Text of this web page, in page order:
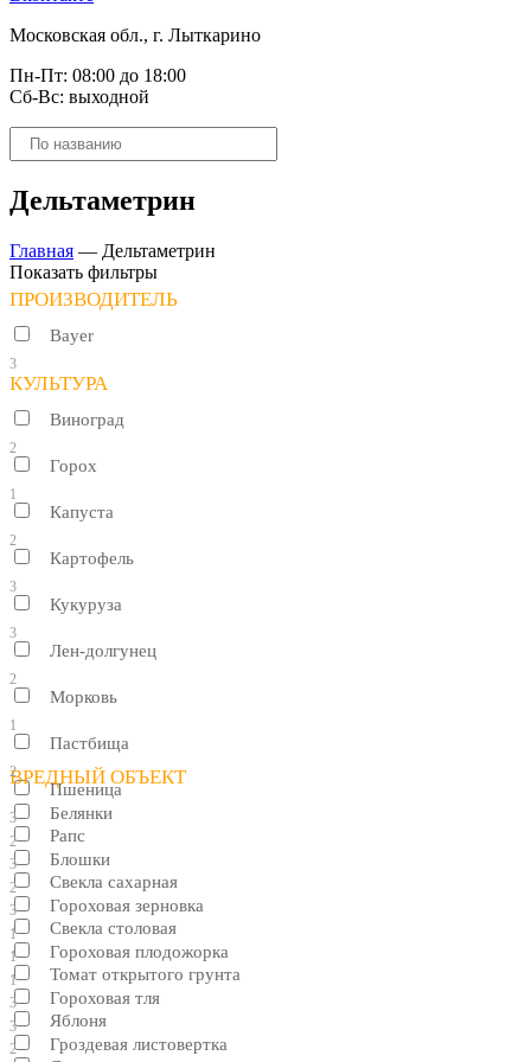
Московская обл., г. Лыткарино
Пн-Пт: 08:00 до 18:00
Сб-Вс: выходной
Поиск
товаров
Дельтаметрин
Главная — Дельтаметрин
Показать фильтры
ПРОИЗВОДИТЕЛЬ
Bayer
3
КУЛЬТУРА
Виноград
2
Горох
1
Капуста
2
Картофель
3
Кукуруза
3
Лен-долгунец
2
Морковь
1
Пастбища
2
Пшеница
3
Рапс
3
Свекла сахарная
3
Свекла столовая
1
Томат открытого грунта
3
Яблоня
2
ВРЕДНЫЙ ОБЪЕКТ
Белянки
2
Блошки
2
Гороховая зерновка
1
Гороховая плодожорка
1
Гороховая тля
3
Гроздевая листовертка